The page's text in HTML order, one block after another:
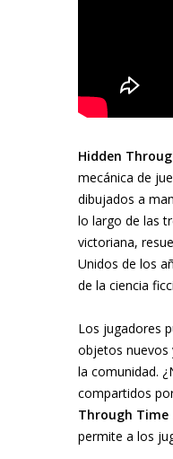
Hidden
mecánica de
dibujados a
lo largo de las
victoriana,
Unidos de los
de la ciencia
Los jugadores
objetos nuevos
la comunidad.
compartidos
Through Time
permite a los